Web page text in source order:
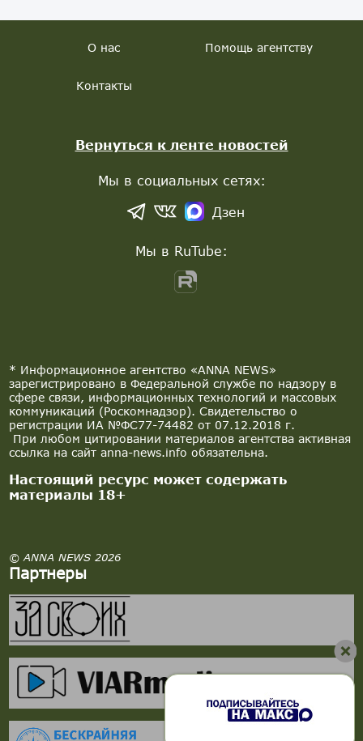
* Информационное агентство «ANNA NEWS»
зарегистрировано в Федеральной службе по надзору в
сфере связи, информационных технологий и массовых
коммуникаций (Роскомнадзор). Свидетельство о
регистрации ИА №ФС77-74482 от 07.12.2018 г.
При любом цитировании материалов агентства активная
ссылка на сайт anna-news.info обязательна.
Настоящий ресурс может содержать
материалы 18+
© ANNA NEWS 2026
Партнеры
О нас Помощь агентству
Контакты
Вернуться к ленте новостей
Мы в социальных сетях:
Дзен
Мы в RuTube: